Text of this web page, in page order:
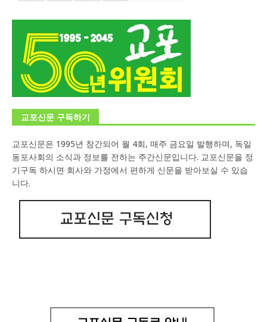
교포신문 구독하기
교포신문은 1995년 창간되어 월 4회, 매주 금요일 발행하며, 독일
동포사회의 소식과 정보를 전하는 주간신문입니다. 교포신문을 정
기구독 하시면 회사와 가정에서 편하게 신문을 받아보실 수 있습
니다.